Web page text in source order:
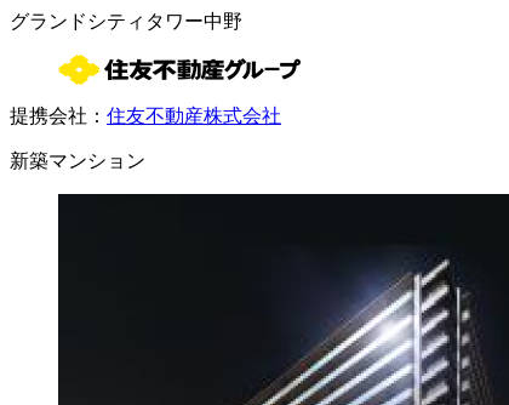
グランドシティタワー中野
提携会社： 住友不動産株式会社
新築マンション